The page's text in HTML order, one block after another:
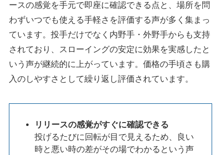
ースの感覚を手元で即座に確認できる点と、場所を問
わずいつでも使える手軽さを評価する声が多く集まっ
ています。投手だけでなく内野手・外野手からも支持
されており、スローイングの安定に効果を実感したと
いう声が継続的に上がっています。価格の手頃さも購
入のしやすさとして繰り返し評価されています。
リリースの感覚がすぐに確認できる
投げるたびに回転が目で見えるため、良い
時と悪い時の差がその場でわかるという声